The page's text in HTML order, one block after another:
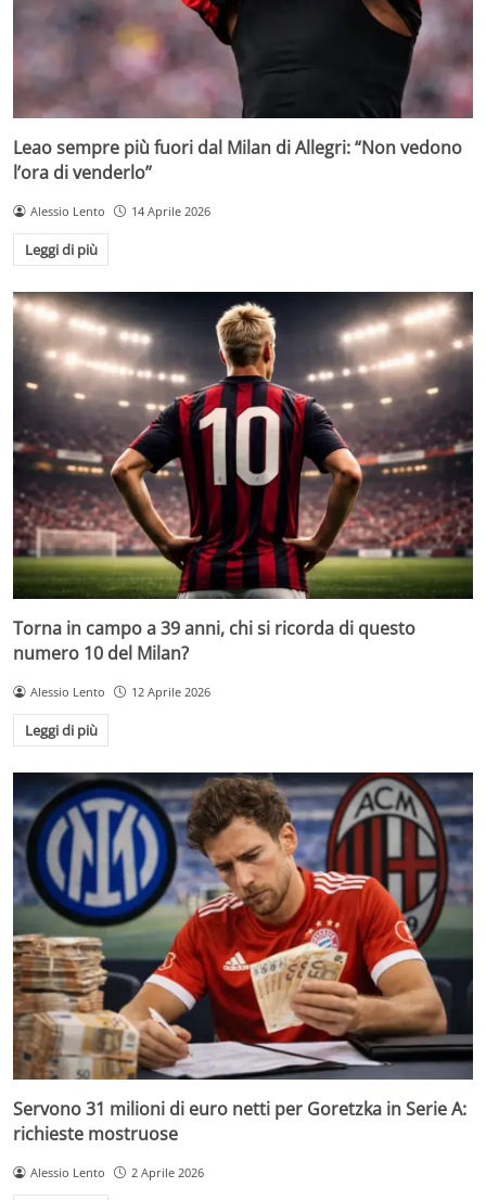
Leao sempre più fuori dal Milan di Allegri: “Non vedono
l’ora di venderlo”
Alessio Lento 14 Aprile 2026
Leggi di più
Torna in campo a 39 anni, chi si ricorda di questo
numero 10 del Milan?
Alessio Lento 12 Aprile 2026
Leggi di più
Servono 31 milioni di euro netti per Goretzka in Serie A:
richieste mostruose
Alessio Lento 2 Aprile 2026